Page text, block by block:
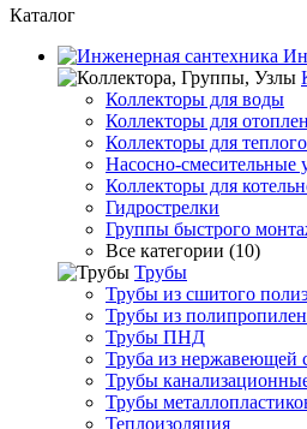
Каталог
Коллекторы для воды
Коллекторы для
Коллекторы для
Насосно-смесительные
Коллекторы для
Гидрострелки
Группы быстрого
Все категории (10)
Трубы
Трубы из сшитого
Трубы из
Трубы ПНД
Труба из нержавеющей
Трубы
Трубы
Теплоизоляция